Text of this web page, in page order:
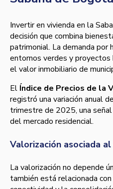
Invertir en vivienda en la
decisión que combina
patrimonial. La demanda por
entornos verdes y proyectos
el valor inmobiliario de
El Índice de Precios de la
registró una variación anual
trimestre de 2025, una
del mercado residencial.
Valorización asociada
La valorización no depende
también está relacionada